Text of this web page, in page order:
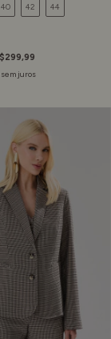
40 42 44
sem juros